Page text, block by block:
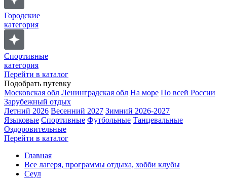
Городские
категория
Спортивные
категория
Перейти в каталог
Подобрать путевку
Московская обл Ленинградская обл На море По всей России
Зарубежный отдых
Летний 2026 Весенний 2027 Зимний 2026-2027
Языковые Спортивные Футбольные Танцевальные
Оздоровительные
Перейти в каталог
Главная
Все лагеря, программы отдыха, хобби клубы
Сеул